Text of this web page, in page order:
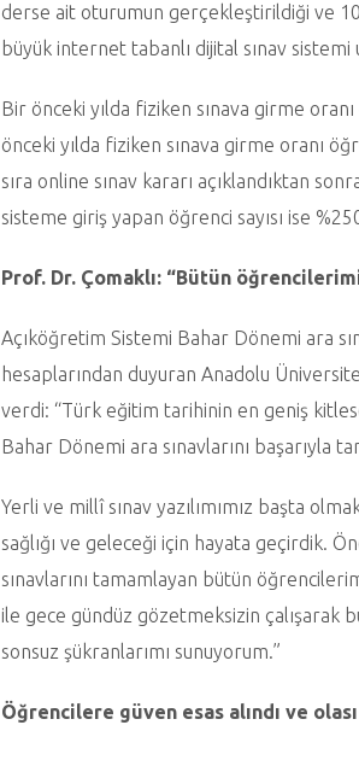
derse ait oturumun gerçekleştirildiği ve
büyük internet tabanlı dijital sınav sistemi
Bir önceki yılda fiziken sınava girme
önceki yılda fiziken sınava girme oranı
sıra online sınav kararı açıklandıktan
sisteme giriş yapan öğrenci sayısı ise
Prof. Dr. Çomaklı: “Bütün
Açıköğretim Sistemi Bahar Dönemi ara
hesaplarından duyuran Anadolu
verdi: “Türk eğitim tarihinin en geniş
Bahar Dönemi ara sınavlarını başarıyla
Yerli ve millî sınav yazılımımız başta
sağlığı ve geleceği için hayata geçirdik.
sınavlarını tamamlayan bütün
ile gece gündüz gözetmeksizin çalışarak
sonsuz şükranlarımı sunuyorum.”
Öğrencilere güven esas alındı ve